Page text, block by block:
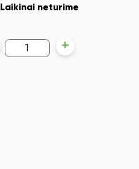
Laikinai neturime
produkto
kiekis:
Korekcinė
+